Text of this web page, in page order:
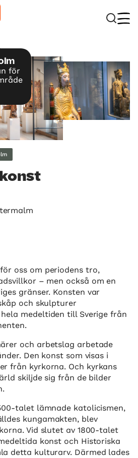
för
oss om periodens tro,
– men också om en
gränser. Konsten var
och skulpturer
medeltiden till Sverige från
och arbetslag arbetade
Den konst som visas i
från kyrkorna. Och kyrkans
skiljde sig från de bilder
talet lämnade katolicismen,
kungamakten, blev
Vid slutet av 1800-talet
konst och Historiska
detta kulturarv. Därmed lades